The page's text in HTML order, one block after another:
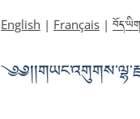
English | Français | བོད་ཡིག
༄༅།